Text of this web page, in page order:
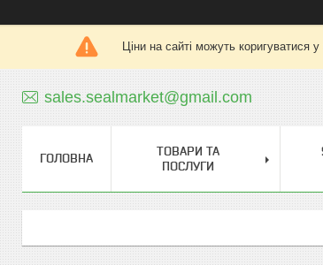
Ціни на сайті можуть коригуватися
sales.sealmarket@gmail.com
ГОЛОВНА
ТОВАРИ ТА
ПОСЛУГИ